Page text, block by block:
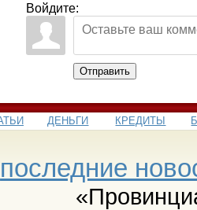
Войдите:
Отправить
ДЕНЬГИ КРЕДИТЫ
последние